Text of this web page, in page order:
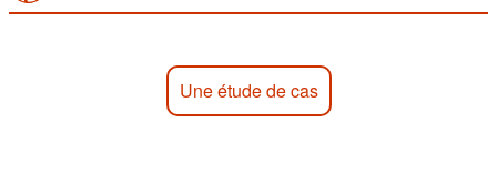
Une étude de cas